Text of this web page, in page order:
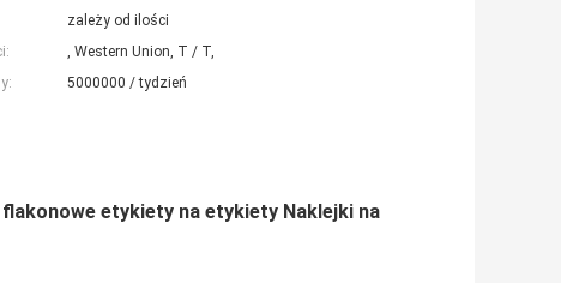
zależy od ilości
, Western Union, T / T,
5000000 / tydzień
etykiety na etykiety Naklejki na